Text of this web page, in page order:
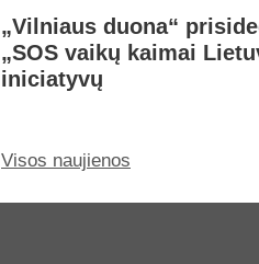
„Vilniaus duona“
„SOS vaikų kaimai
iniciatyvų
Visos naujienos